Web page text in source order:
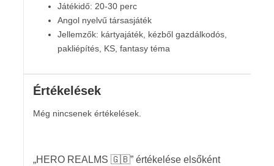
Játékidő: 20-30 perc
Angol nyelvű társasjáték
Jellemzők: kártyajáték, kézből gazdálkodós,
pakliépítés, KS, fantasy téma
Értékelések
Még nincsenek értékelések.
„HERO REALMS 🇬🇧” értékelése elsőként